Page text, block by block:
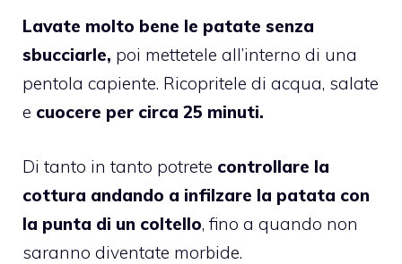
Lavate molto bene le patate senza
sbucciarle, poi mettetele all’interno di una
pentola capiente. Ricopritele di acqua, salate
e cuocere per circa 25 minuti.
Di tanto in tanto potrete controllare la
cottura andando a infilzare la patata con
la punta di un coltello, fino a quando non
saranno diventate morbide.